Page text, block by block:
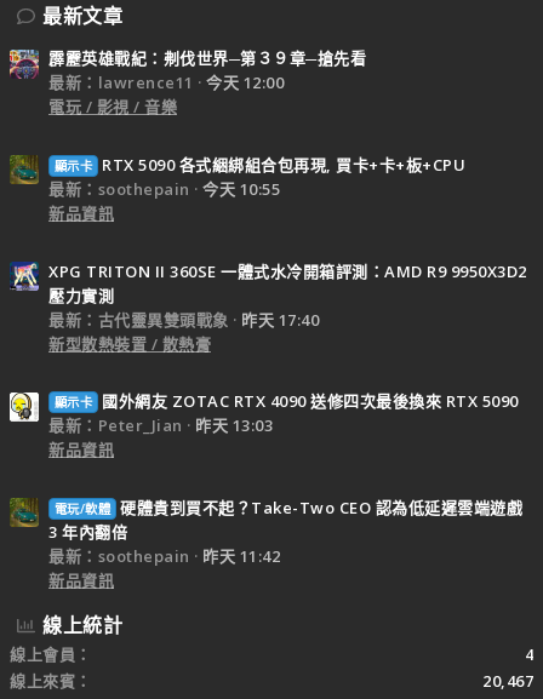
最新文章
霹靂英雄戰紀：刜伐世界─第３９章─搶先看
最新：lawrence11
今天 12:00
電玩 / 影視 / 音樂
顯示卡
RTX 5090 各式綑綁組合包再現, 買卡+卡+板+CPU
最新：soothepain
今天 10:55
新品資訊
XPG TRITON II 360SE 一體式水冷開箱評測：AMD R9 9950X3D2
壓力實測
最新：古代靈異雙頭戰象
昨天 17:40
新型散熱裝置 / 散熱膏
顯示卡
國外網友 ZOTAC RTX 4090 送修四次最後換來 RTX 5090
最新：Peter_Jian
昨天 13:03
新品資訊
電玩/軟體 硬體貴到買不起？Take-Two CEO 認為低延遲雲端遊戲
3 年內翻倍
最新：soothepain
昨天 11:42
新品資訊
線上統計
線上會員
4
線上來賓
20,467